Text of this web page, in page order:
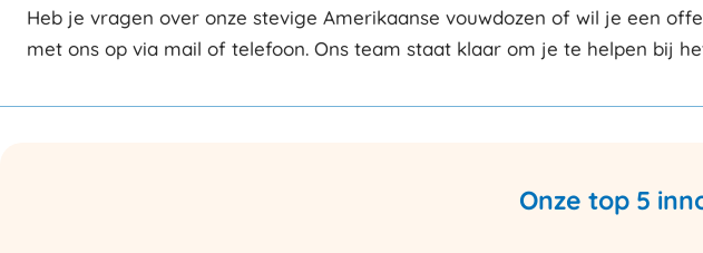
Heb je vragen over onze stevige Amerikaanse vouwdozen of wil je een
met ons op via mail of telefoon. Ons team staat klaar om je te helpen bij
Onze top 5